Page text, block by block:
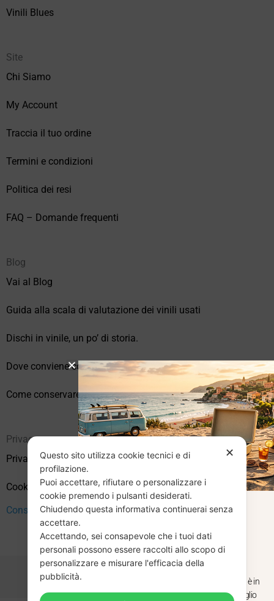
Vinili Blues
Site
Chi Siamo
My Account
Traccia il tuo ordine
Termini e condizioni
Politica dei resi
FAQ – Domande frequenti
Blog
Vai al Blog
Guida alla scala di valutazione dei vinili usati
Dischi in vinile, un po’ di storia.
Dove conviene comprare vinili online?
Come conservare correttamente i vinili usati
Privacy
Privacy Policy
Cookie Policy (UE)
Consenso
✕
Questo sito utilizza cookie tecnici e di
profilazione.
Puoi accettare, rifiutare o personalizzare i
cookie premendo i pulsanti desiderati.
Chiudendo questa informativa continuerai senza
accettare.
Accettando, sei consapevole che i tuoi dati
personali possono essere raccolti allo scopo di
personalizzare e misurare l'efficacia della
pubblicità.
CHIUSURA
ESTIVA
Dal 29 luglio al 31 agosto venditaviniliusati.it è in
pausa estiva. Gli ordini ricevuti entro il 29 luglio